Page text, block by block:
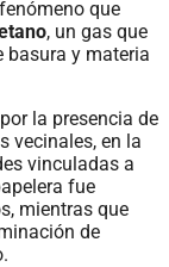
que
, un gas que
basura y materia
la presencia de
vecinales, en la
vinculadas a
fue
mientras que
de